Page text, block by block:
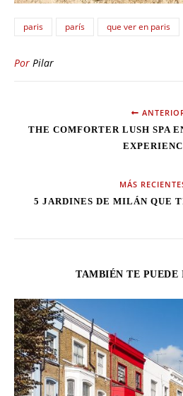
paris parís que ver en paris
Por Pilar
THE COMFORTER LUSH SPA
MÁS
5 JARDINES DE MILÁN QUE
TAMBIÉN TE PUEDE